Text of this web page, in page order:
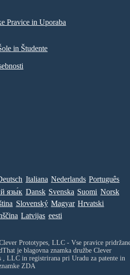
Pravice in Uporaba
in Študente
Italiana Nederlands Português
язы́к Dansk Svenska Suomi Norsk
Slovenský Magyar Hrvatski
Latvijas eesti
Prototypes, LLC - Vse pravice
je blagovna znamka družbe Clever
, LLCin registrirana pri Uradu za patente in
ZDA